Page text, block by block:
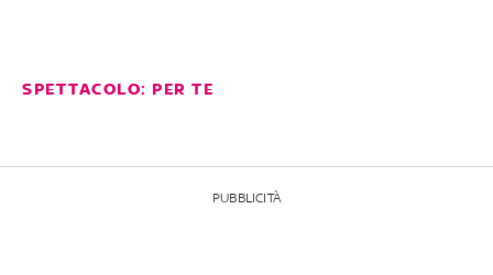
SPETTACOLO: PER TE
PUBBLICITÀ